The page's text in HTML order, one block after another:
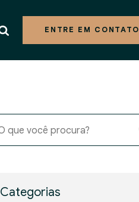
ENTRE EM CONTATO
Categorias